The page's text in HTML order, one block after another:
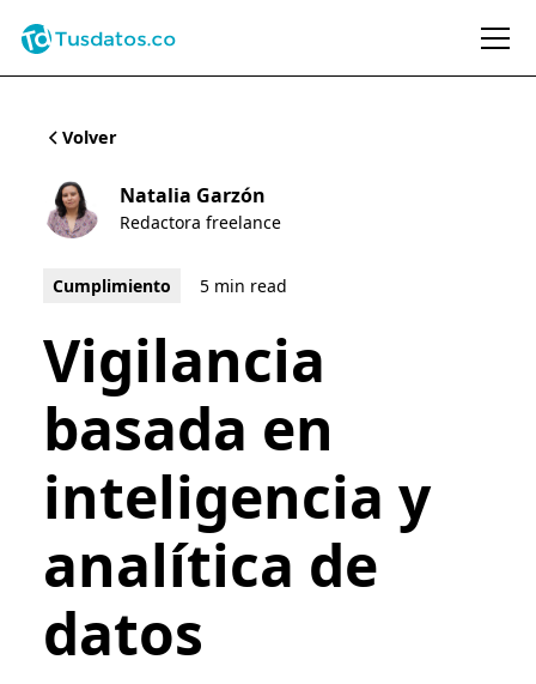
Volver
Natalia Garzón
Redactora freelance
Cumplimiento 5 min read
Vigilancia
basada en
inteligencia y
analítica de
datos